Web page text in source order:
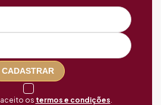
CADASTRAR
aceito os termos e condições